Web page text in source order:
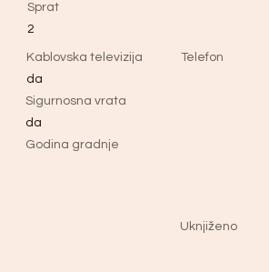
Sprat
2
Kablovska televizija
da
Telefon
Sigurnosna vrata
da
Godina gradnje
Uknjiženo